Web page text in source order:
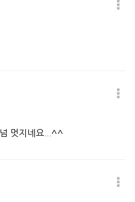
멋지네요...^^